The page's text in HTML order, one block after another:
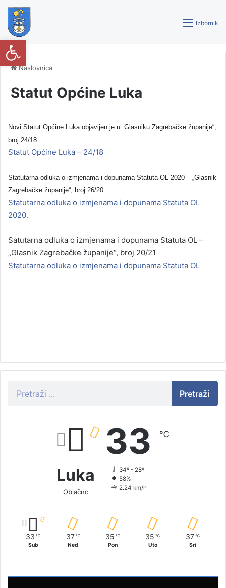
Izbornik
Naslovnica
Statut Općine Luka
Novi Statut Općine Luka objavljen je u „Glasniku Zagrebačke županije“,
broj 24/18
Statut Općine Luka – 24/18
Statutarna odluka o izmjenama i dopunama Statuta OL 2020 – „Glasnik
Zagrebačke županije“, broj 26/20
Statutarna odluka o izmjenama i dopunama Statuta OL
2020.
Satutarna odluka o izmjenama i dopunama Statuta OL –
„Glasnik Zagrebačke županije“, broj 20/21
Statutarna odluka o izmjenama i dopunama Statuta OL
Pretraži
Luka
Oblačno
33 ℃
34º - 28º
58%
2.24 km/h
33 ℃
Sub
37 ℃
Ned
35 ℃
Pon
35 ℃
Uto
37 ℃
Sri
Open toolbar